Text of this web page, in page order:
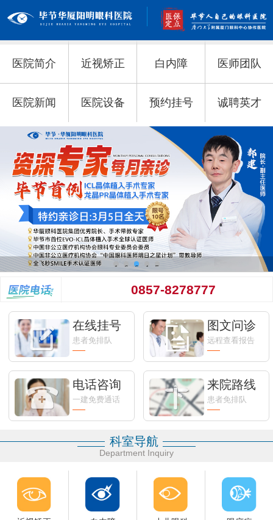
医院简介 近视矫正 白内障 医师团队
医院新闻 医院设备 预约挂号 诚聘英才
1 2 3 4 5
0857-8278777
在线挂号
患者免排队
图文问诊
远程查看报告
电话咨询
一建免费通话
来院路线
患者免排队
科室导航
Department Inquiry